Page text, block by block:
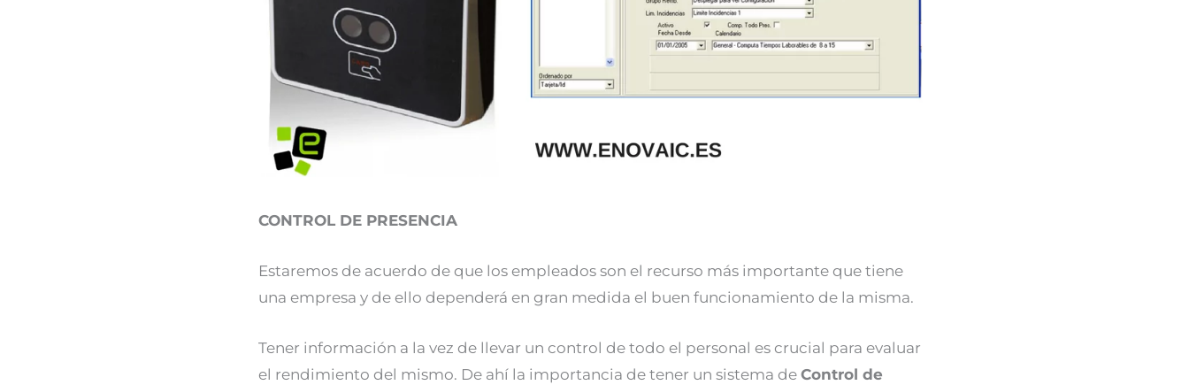
CONTROL DE PRESENCIA
Estaremos de acuerdo de que los empleados son el recurso más importante que tiene
una empresa y de ello dependerá en gran medida el buen funcionamiento de la misma.
Tener información a la vez de llevar un control de todo el personal es crucial para evaluar
el rendimiento del mismo. De ahí la importancia de tener un sistema de Control de